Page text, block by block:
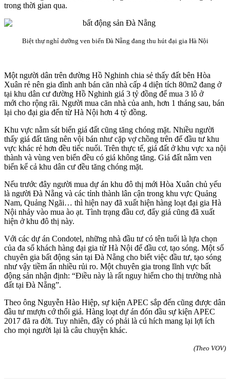
trong thời gian qua.
Biệt thự nghỉ dưỡng ven biển Đà Nẵng đang thu hút đại gia Hà Nội
Một người dân trên đường Hồ Nghinh chia sẻ thấy đất bên Hòa
Xuân rẻ nên gia đình anh bán căn nhà cấp 4 diện tích 80m2 đang ở
tại khu dân cư đường Hồ Nghinh giá 3 tỷ đồng để mua 3 lô ở
mới cho rộng rãi. Người mua căn nhà của anh, hơn 1 tháng sau, bán
lại cho đại gia đến từ Hà Nội hơn 4 tỷ đồng.
Khu vực nằm sát biển giá đất cũng tăng chóng mặt. Nhiều người
thấy giá đất tăng nên vội bán như cặp vợ chồng trên để đầu tư khu
vực khác rẻ hơn đều tiếc nuối. Trên thực tế, giá đất ở khu vực xa nội
thành và vùng ven biển đều có giá không tăng. Giá đất nằm ven
biển kể cả khu dân cư đều tăng chóng mặt.
Nếu trước đây người mua dự án khu đô thị mới Hòa Xuân chủ yếu
là người Đà Nẵng và các tỉnh thành lân cận trong khu vực Quảng
Nam, Quảng Ngãi… thì hiện nay đã xuất hiện hàng loạt đại gia Hà
Nội nhảy vào mua ào ạt. Tình trạng đầu cơ, đẩy giá cũng đã xuất
hiện ở khu đô thị này.
Với các dự án Condotel, những nhà đầu tư có tên tuổi là lựa chọn
của đa số khách hàng đại gia từ Hà Nội để đầu cơ, tạo sóng. Một số
chuyên gia bất động sản tại Đà Nẵng cho biết việc đầu tư, tạo sóng
như vậy tiềm ẩn nhiều rủi ro. Một chuyên gia trong lĩnh vực bất
động sản nhận định: “Điều này là rất nguy hiểm cho thị trường nhà
đất tại Đà Nẵng”.
Theo ông Nguyễn Hào Hiệp, sự kiện APEC sắp đến cũng được dân
đầu tư mượn cớ thổi giá. Hàng loạt dự án đón đầu sự kiện APEC
2017 đã ra đời. Tuy nhiên, đây có phải là cú hích mang lại lợi ích
cho mọi người lại là câu chuyện khác.
(Theo VOV)